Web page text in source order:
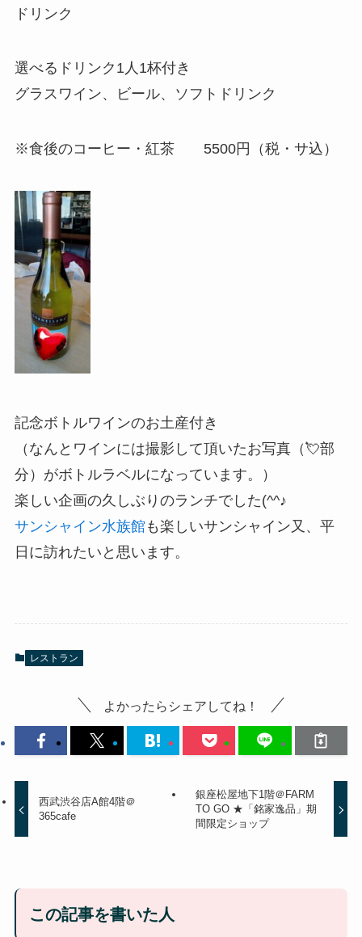
ドリンク
選べるドリンク1人1杯付き
グラスワイン、ビール、ソフトドリンク
※食後のコーヒー・紅茶 5500円（税・サ込）
記念ボトルワインのお土産付き
（なんとワインには撮影して頂いたお写真（💘部
分）がボトルラベルになっています。）
楽しい企画の久しぶりのランチでした(^^♪
サンシャイン水族館も楽しいサンシャイン又、平
日に訪れたいと思います。
レストラン
よかったらシェアしてね！
西武渋谷店A館4階＠
365cafe
銀座松屋地下1階＠FARM
TO GO ★「銘家逸品」期
間限定ショップ
この記事を書いた人